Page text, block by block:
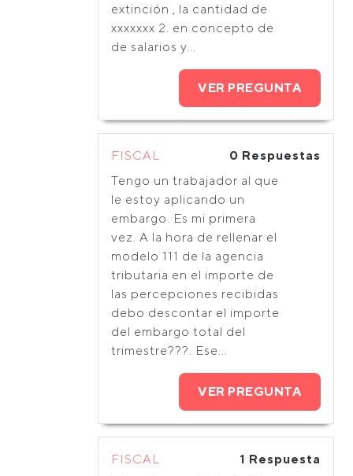
extinción , la cantidad de
xxxxxxx 2. en concepto de
de salarios y...
VER PREGUNTA
FISCAL
0 Respuestas
Tengo un trabajador al que
le estoy aplicando un
embargo. Es mi primera
vez. A la hora de rellenar el
modelo 111 de la agencia
tributaria en el importe de
las percepciones recibidas
debo descontar el importe
del embargo total del
trimestre???. Ese...
VER PREGUNTA
FISCAL
1 Respuesta